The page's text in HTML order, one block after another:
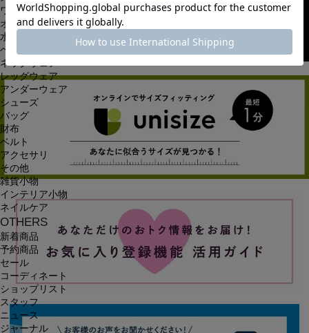
ワンピース
オールインワン・サロペット
水着
ヘッドウェア
ネックウェア
レッグウェア
アンダーウェア
シューズ
バッグ
財布
ベルト
アクセサリ
その他
雑貨小物
インテリア小物
ネイルケア
OTHERS
新着商品
予約商品
セール
コーディネート
ショップリスト
スタッフ
ニュース
ジャーナル